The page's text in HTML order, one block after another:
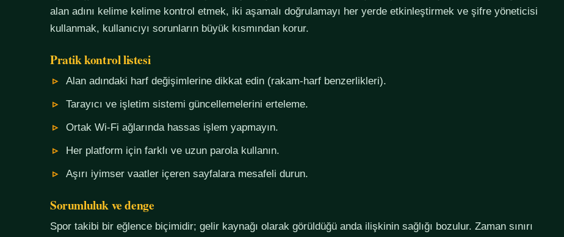
alan adını kelime kelime kontrol etmek, iki aşamalı doğrulamayı her yerde etkinleştirmek ve şifre yöneticisi
kullanmak, kullanıcıyı sorunların büyük kısmından korur.
Pratik kontrol listesi
Alan adındaki harf değişimlerine dikkat edin (rakam-harf benzerlikleri).
Tarayıcı ve işletim sistemi güncellemelerini erteleme.
Ortak Wi-Fi ağlarında hassas işlem yapmayın.
Her platform için farklı ve uzun parola kullanın.
Aşırı iyimser vaatler içeren sayfalara mesafeli durun.
Sorumluluk ve denge
Spor takibi bir eğlence biçimidir; gelir kaynağı olarak görüldüğü anda ilişkinin sağlığı bozulur. Zaman sınırı